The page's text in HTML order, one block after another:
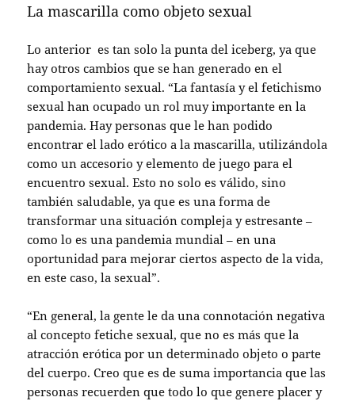
La mascarilla como objeto sexual
Lo anterior es tan solo la punta del iceberg, ya que
hay otros cambios que se han generado en el
comportamiento sexual. “La fantasía y el fetichismo
sexual han ocupado un rol muy importante en la
pandemia. Hay personas que le han podido
encontrar el lado erótico a la mascarilla, utilizándola
como un accesorio y elemento de juego para el
encuentro sexual. Esto no solo es válido, sino
también saludable, ya que es una forma de
transformar una situación compleja y estresante –
como lo es una pandemia mundial – en una
oportunidad para mejorar ciertos aspecto de la vida,
en este caso, la sexual”.
“En general, la gente le da una connotación negativa
al concepto fetiche sexual, que no es más que la
atracción erótica por un determinado objeto o parte
del cuerpo. Creo que es de suma importancia que las
personas recuerden que todo lo que genere placer y